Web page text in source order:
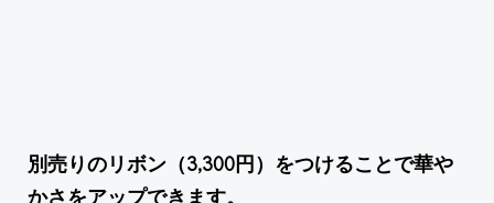
別売りのリボン（3,300円）をつけることで華や
かさをアップできます。